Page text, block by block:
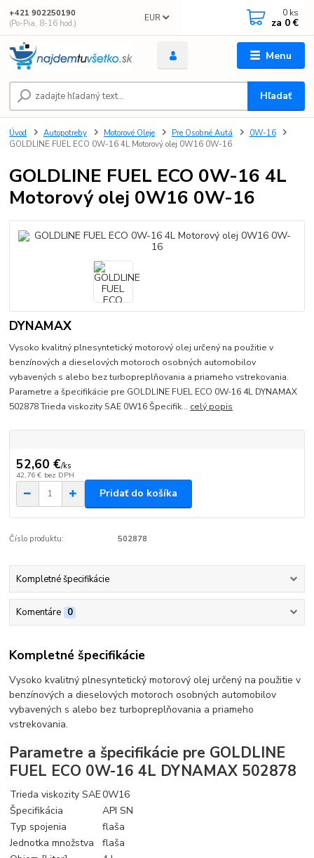
Menu
EUR
Hľadať
+421 902250190
(Po-Pia, 8-16 hod.)
0 ks
za 0 €
Úvod Autopotreby Motorové Oleje Pre Osobné Autá
0W-16
GOLDLINE FUEL ECO 0W-16 4L Motorový olej 0W16 0W-16
GOLDLINE FUEL ECO 0W-16 4L
Motorový olej 0W16 0W-16
DYNAMAX
Vysoko kvalitný plnesyntetický motorový olej určený na použitie v
benzínových a dieselových motoroch osobných automobilov
vybavených s alebo bez turbopreplňovania a priameho vstrekovania.
Parametre a špecifikácie pre GOLDLINE FUEL ECO 0W-16 4L DYNAMAX
502878 Trieda viskozity SAE 0W16 Špecifik... celý popis
52,60 €/ks
42,76 € bez DPH
Pridať do košíka
Číslo produktu: 502878
Kompletné špecifikácie
Komentáre 0
Kompletné špecifikácie
Vysoko kvalitný plnesyntetický motorový olej určený na použitie v
benzínových a dieselových motoroch osobných automobilov
vybavených s alebo bez turbopreplňovania a priameho
vstrekovania.
Parametre a špecifikácie pre GOLDLINE
FUEL ECO 0W-16 4L DYNAMAX 502878
Trieda viskozity SAE0W16
Špecifikácia
API SN
Typ spojenia
flaša
Jednotka množstva
flaša